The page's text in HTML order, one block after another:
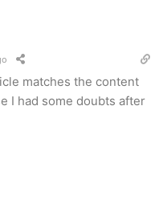
matches the content
I had some doubts after